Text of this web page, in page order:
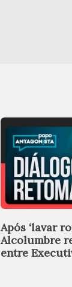
Após ‘lavar
Alcolumbre
entre